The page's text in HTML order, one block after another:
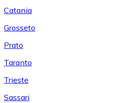
Catania
Grosseto
Prato
Taranto
Trieste
Sassari